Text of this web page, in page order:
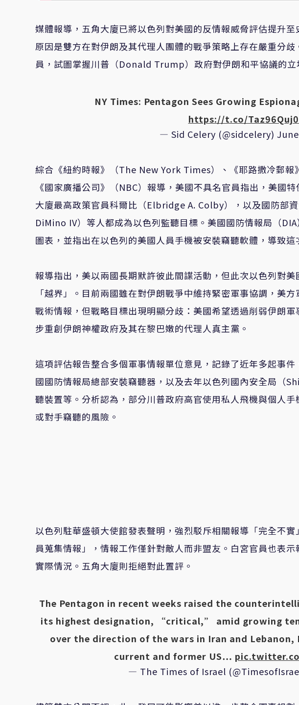
媒體報導，五角大廈已將以色列對美國的反情報威脅評估提升
原因是雙方在對伊朗及其代理人團體的戰爭策略上存在嚴重分
員，試圖掌握川普（Donald Trump）政府對伊朗和平協議的立
NY Times: Pentagon Sees Growing
https://t.co/
— Sid Celery (@sidcelery)
綜合《紐約時報》（The New York Times）、《耶路撒冷郵
《國家廣播公司》（NBC）報導，美國不具名官員指出，美國
大廈最高政策官員科爾比（Elbridge A. Colby），以及國防部
DiMino IV）等人都成為以色列監聽目標。美國國防情報局（
圖表，並指出在以色列的美國人員手機被安裝竊聽軟體，導致這
報導指出，美以兩國長期默許彼此間諜活動，但此次以色列對
「越界」。目前兩國雖在對伊朗戰爭中維持緊密軍事協調，美
戰術情報，但戰略目標出現明顯分歧：美國希望透過削弱伊朗
步重創伊朗神權政府及其在黎巴嫩的代理人真主黨。
這項評估報告整合多個軍事情報單位意見，記錄了近年多起事
國國防情報局總部安裝竊聽器，以及去年以色列國內安全局（
聽裝置等。分析認為，部分川普政府高官使用私人飛機與個人
或對手竊聽的風險。
以色列駐華盛頓大使館發表聲明，強烈駁斥相關報導「完全不
員蒐集情報」，情報工作僅針對敵人而非盟友。白宮官員也表
實際情況。五角大廈則拒絕對此置評。
The Pentagon in recent weeks raised the
its highest designation, “critical,” amid growing
over the direction of the wars in Iran and
current and former US…
— The Times of Israel